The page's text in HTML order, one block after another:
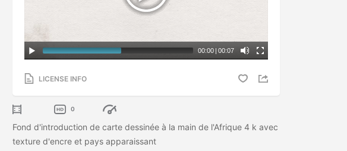
00:00 | 00:07
LICENSE INFO
0
Fond d'introduction de carte dessinée à la main de l'Afrique 4 k avec
texture d'encre et pays apparaissant